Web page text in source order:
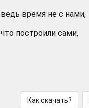
ведь время не с нами,
построили сами,
Как скачать?